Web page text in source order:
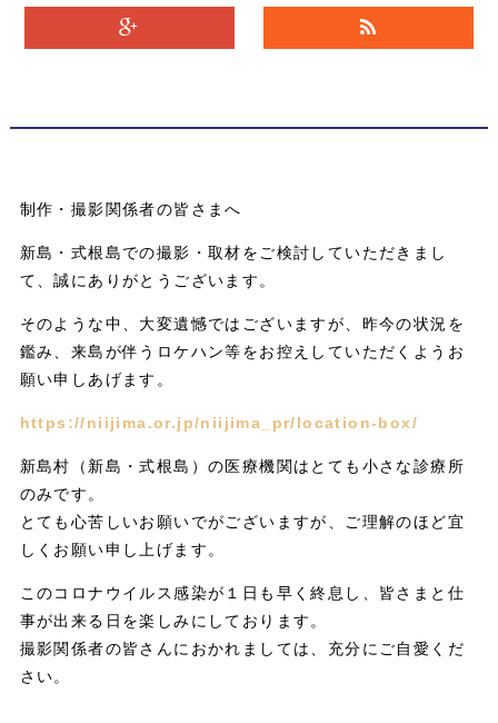
制作・撮影関係者の皆さまへ
新島・式根島での撮影・取材をご検討していただきまし
て、誠にありがとうございます。
そのような中、大変遺憾ではございますが、昨今の状況を
鑑み、来島が伴うロケハン等をお控えしていただくようお
願い申しあげます。
https://niijima.or.jp/niijima_pr/location-box/
新島村（新島・式根島）の医療機関はとても小さな診療所
のみです。
とても心苦しいお願いでがございますが、ご理解のほど宜
しくお願い申し上げます。
このコロナウイルス感染が１日も早く終息し、皆さまと仕
事が出来る日を楽しみにしております。
撮影関係者の皆さんにおかれましては、充分にご自愛くだ
さい。